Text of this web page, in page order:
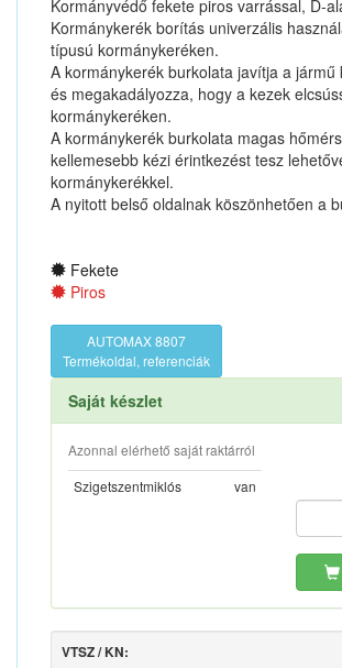
Kormányvédő fekete piros varrással, D-
Kormánykerék borítás univerzális
típusú kormánykeréken.
A kormánykerék burkolata javítja a jármű
és megakadályozza, hogy a kezek
kormánykeréken.
A kormánykerék burkolata magas
kellemesebb kézi érintkezést tesz
kormánykerékkel.
A nyitott belső oldalnak köszönhetően a
Fekete
Piros
AUTOMAX 8807
Termékoldal, referenciák
Saját készlet
Azonnal elérhető saját raktárról
Szigetszentmiklós
van
VTSZ / KN: